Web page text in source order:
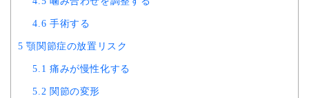
4.6 手術する
5 顎関節症の放置リスク
5.1 痛みが慢性化する
5.2 関節の変形